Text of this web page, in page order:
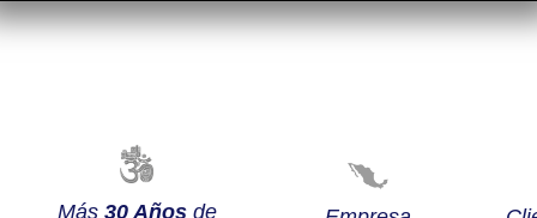
Más 30 Añosde